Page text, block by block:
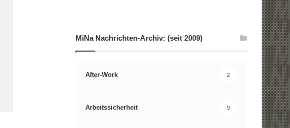
MiNa Nachrichten-Archiv: (seit 2009)
After-Work 2
Arbeitssicherheit 9